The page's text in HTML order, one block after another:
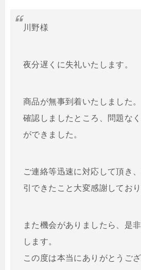
川野様
夜分遅くに失礼いたします。
商品が無事到着いたしました。
確認しましたところ、問題な
ができました。
ご連絡等迅速に対応して頂き
引できたこと大変感謝しており
また機会がありましたら、是
します。
この度は本当にありがとうござ